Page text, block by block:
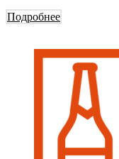
Подробнее